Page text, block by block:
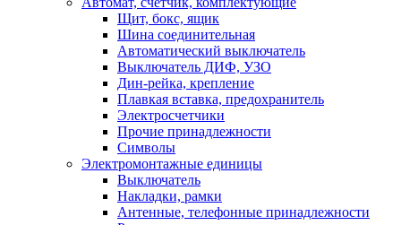
Щит, бокс, ящик
Шина соединительная
Автоматический выключатель
Выключатель ДИФ, УЗО
Дин-рейка, крепление
Плавкая вставка, предохранитель
Электросчетчики
Прочие принадлежности
Символы
Электромонтажные единицы
Выключатель
Накладки, рамки
Антенные, телефонные принадлежности